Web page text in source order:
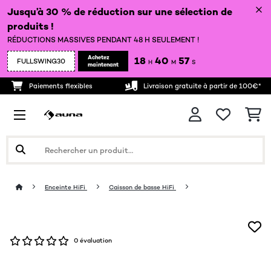
Jusqu’à 30 % de réduction sur une sélection de
produits !
RÉDUCTIONS MASSIVES PENDANT 48 H SEULEMENT !
FULLSWING30
Achetez
maintenant
18 H 40 M 57 S
Paiements flexibles Livraison gratuite à partir de 100€*
Enceinte HiFi Caisson de basse HiFi
0 évaluation